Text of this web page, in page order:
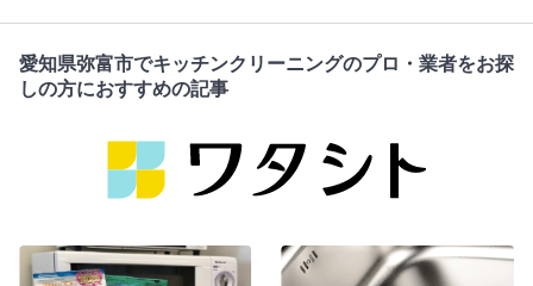
愛知県弥富市でキッチンクリーニングのプロ・業者をお探
しの方におすすめの記事